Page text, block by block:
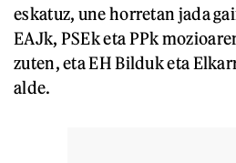
eskatuz, une horretan jada
EAJk, PSEk eta PPk
zuten, eta EH Bilduk eta
alde.